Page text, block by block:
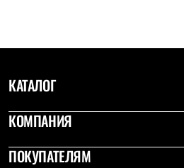
КАТАЛОГ
КОМПАНИЯ
ПОКУПАТЕЛЯМ